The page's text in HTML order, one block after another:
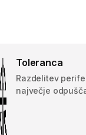
Toleranca
Razdelitev
največje